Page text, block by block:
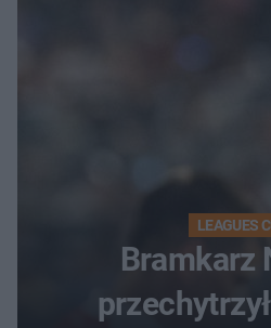
LEAGUES
Bramkarz